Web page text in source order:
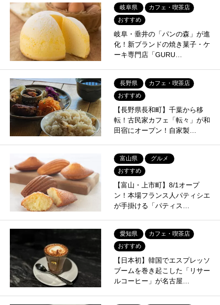
岐阜県
カフェ・喫茶店
おすすめ
岐阜・垂井の「パンの森」が進
化！新ブランドの焼き菓子・ケ
ーキ専門店「GURU…
長野県
カフェ・喫茶店
おすすめ
【長野県長和町】千葉から移
転！古民家カフェ「転々」が和
田宿にオープン！自家製…
富山県
グルメ
おすすめ
【富山・上市町】8/1オープ
ン！本場フランス人パティシエ
が手掛ける「パティス…
愛知県
カフェ・喫茶店
おすすめ
【日本初】韓国でエスプレッソ
ブームを巻き起こした「リサー
ルコーヒー」が名古屋…